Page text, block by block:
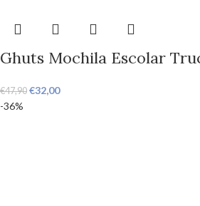
Ghuts Mochila Escolar
€47,90 €32,00
-36%